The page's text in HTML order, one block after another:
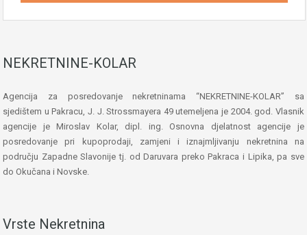
NEKRETNINE-KOLAR
Agencija za posredovanje nekretninama “NEKRETNINE-KOLAR” sa
sjedištem u Pakracu, J. J. Strossmayera 49 utemeljena je 2004. god. Vlasnik
agencije je Miroslav Kolar, dipl. ing. Osnovna djelatnost agencije je
posredovanje pri kupoprodaji, zamjeni i iznajmljivanju nekretnina na
području Zapadne Slavonije tj. od Daruvara preko Pakraca i Lipika, pa sve
do Okučana i Novske.
Vrste Nekretnina